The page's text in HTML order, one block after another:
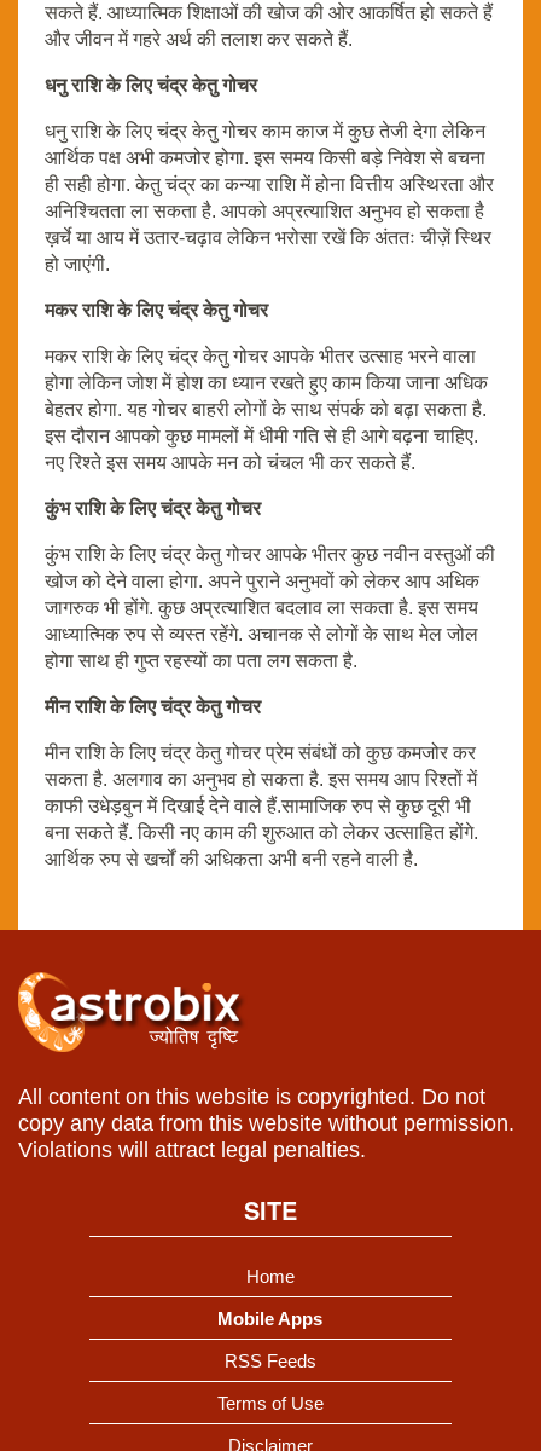
सकते हैं. आध्यात्मिक शिक्षाओं की खोज की ओर आकर्षित हो सकते हैं
और जीवन में गहरे अर्थ की तलाश कर सकते हैं.
धनु राशि के लिए चंद्र केतु गोचर
धनु राशि के लिए चंद्र केतु गोचर काम काज में कुछ तेजी देगा लेकिन
आर्थिक पक्ष अभी कमजोर होगा. इस समय किसी बड़े निवेश से बचना
ही सही होगा. केतु चंद्र का कन्या राशि में होना वित्तीय अस्थिरता और
अनिश्चितता ला सकता है. आपको अप्रत्याशित अनुभव हो सकता है
ख़र्चे या आय में उतार-चढ़ाव लेकिन भरोसा रखें कि अंततः चीज़ें स्थिर
हो जाएंगी.
मकर राशि के लिए चंद्र केतु गोचर
मकर राशि के लिए चंद्र केतु गोचर आपके भीतर उत्साह भरने वाला
होगा लेकिन जोश में होश का ध्यान रखते हुए काम किया जाना अधिक
बेहतर होगा. यह गोचर बाहरी लोगों के साथ संपर्क को बढ़ा सकता है.
इस दौरान आपको कुछ मामलों में धीमी गति से ही आगे बढ़ना चाहिए.
नए रिश्ते इस समय आपके मन को चंचल भी कर सकते हैं.
कुंभ राशि के लिए चंद्र केतु गोचर
कुंभ राशि के लिए चंद्र केतु गोचर आपके भीतर कुछ नवीन वस्तुओं की
खोज को देने वाला होगा. अपने पुराने अनुभवों को लेकर आप अधिक
जागरुक भी होंगे. कुछ अप्रत्याशित बदलाव ला सकता है. इस समय
आध्यात्मिक रुप से व्यस्त रहेंगे. अचानक से लोगों के साथ मेल जोल
होगा साथ ही गुप्त रहस्यों का पता लग सकता है.
मीन राशि के लिए चंद्र केतु गोचर
मीन राशि के लिए चंद्र केतु गोचर प्रेम संबंधों को कुछ कमजोर कर
सकता है. अलगाव का अनुभव हो सकता है. इस समय आप रिश्तों में
काफी उधेड़बुन में दिखाई देने वाले हैं.सामाजिक रुप से कुछ दूरी भी
बना सकते हैं. किसी नए काम की शुरुआत को लेकर उत्साहित होंगे.
आर्थिक रुप से खर्चों की अधिकता अभी बनी रहने वाली है.
All content on this website is copyrighted. Do not
copy any data from this website without permission.
Violations will attract legal penalties.
SITE
Home
Mobile Apps
RSS Feeds
Terms of Use
Disclaimer